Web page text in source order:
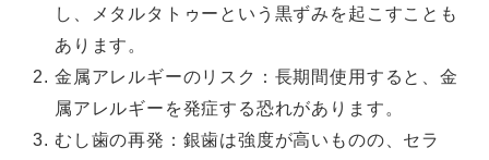
し、メタルタトゥーという黒ずみを起こすことも
あります。
金属アレルギーのリスク：長期間使用すると、金
属アレルギーを発症する恐れがあります。
むし歯の再発：銀歯は強度が高いものの、セラ